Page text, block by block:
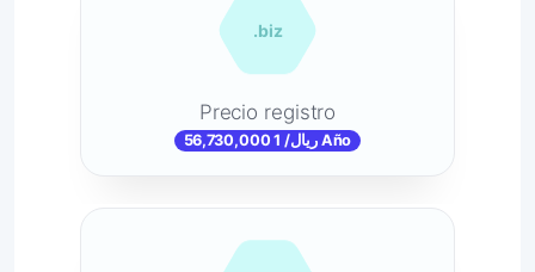
.biz
Precio registro
56,730,000 ریال/ 1 Año